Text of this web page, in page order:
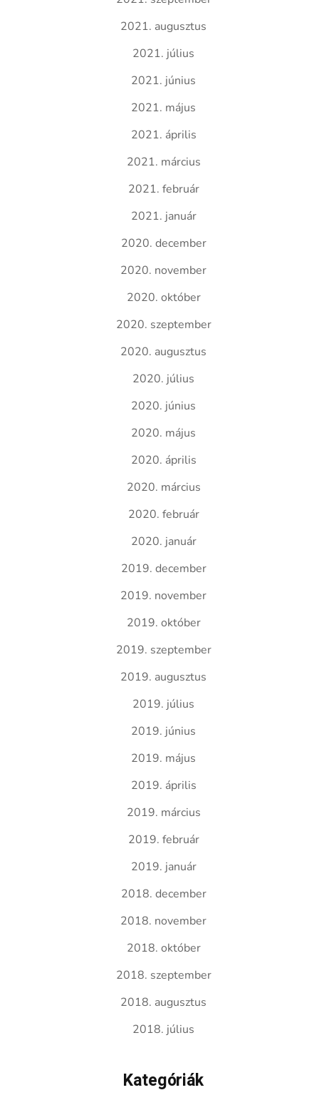
2021. augusztus
2021. július
2021. június
2021. május
2021. április
2021. március
2021. február
2021. január
2020. december
2020. november
2020. október
2020. szeptember
2020. augusztus
2020. július
2020. június
2020. május
2020. április
2020. március
2020. február
2020. január
2019. december
2019. november
2019. október
2019. szeptember
2019. augusztus
2019. július
2019. június
2019. május
2019. április
2019. március
2019. február
2019. január
2018. december
2018. november
2018. október
2018. szeptember
2018. augusztus
2018. július
Kategóriák